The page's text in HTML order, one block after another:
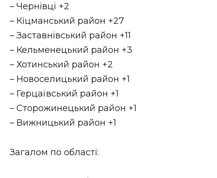
Втрачений Ужгород
Втрачений Ужгород (відеоверсія)
ЗАКАРПАТСЬКІ НОВИНИ
НОВИНИ ЗАХІДНОЇ УКРАЇНИ
ФОТО
– Чернівці +2
– Кіцманський район +27
– Заставнівський район +11
– Кельменецький район +3
– Хотинський район +2
– Новоселицький район +1
– Герцаївський район +1
– Сторожинецький район +1
– Вижницький район +1
Загалом по області: